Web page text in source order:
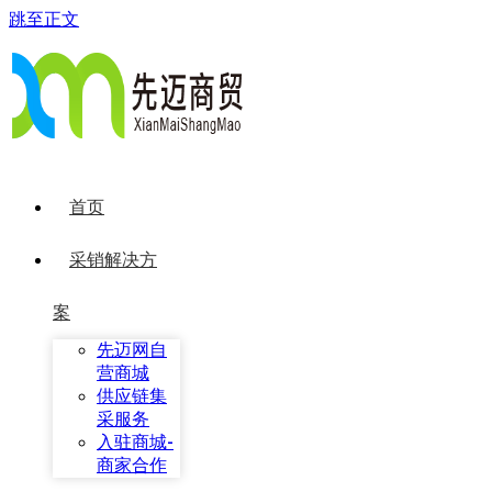
跳至正文
首页
采销解决方
案
先迈网自
营商城
供应链集
采服务
入驻商城-
商家合作